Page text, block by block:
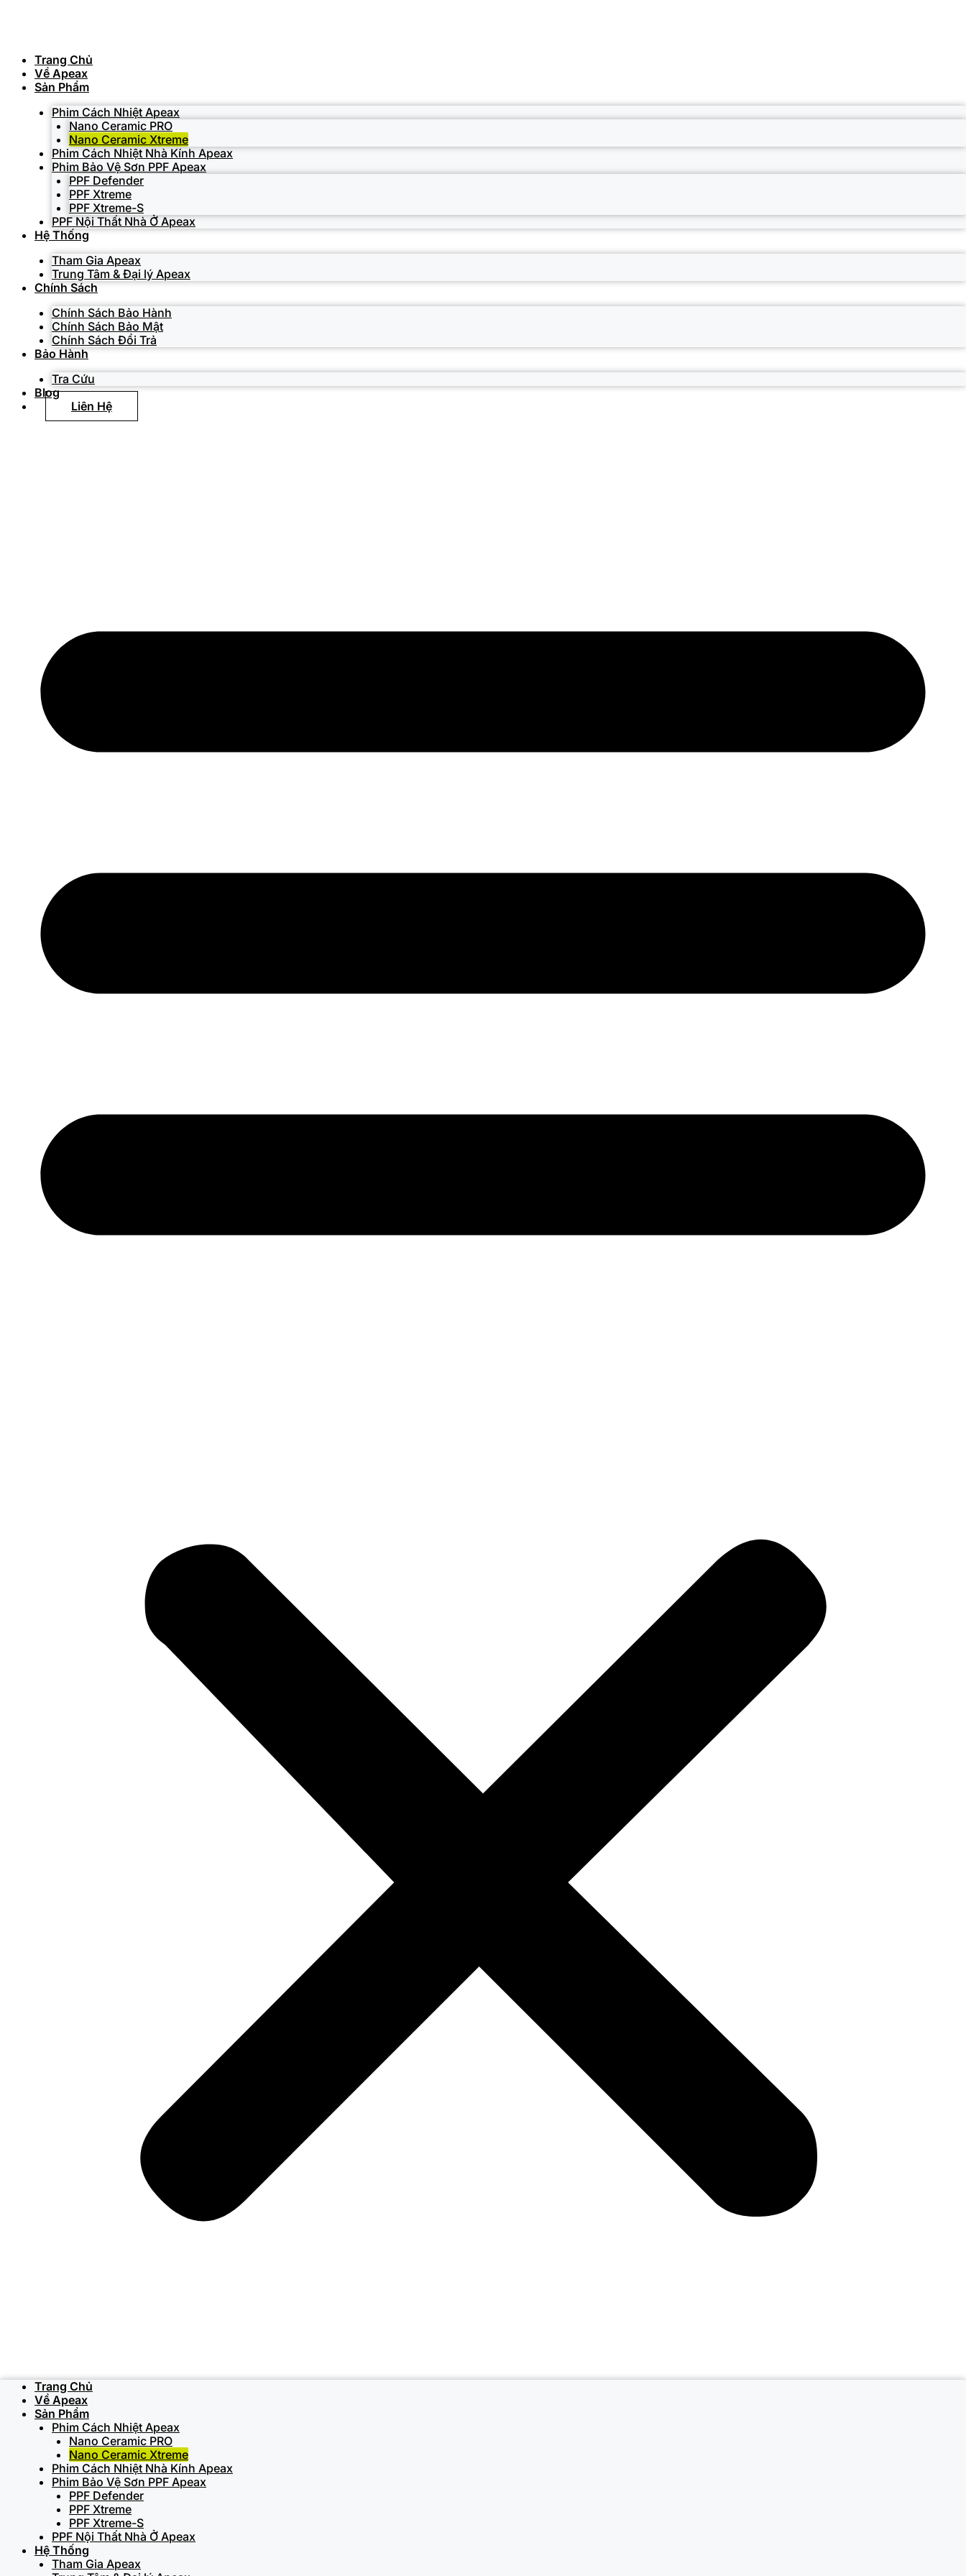
Trang Chủ
Về Apeax
Sản Phẩm
Phim Cách Nhiệt Apeax
Nano Ceramic PRO
Nano Ceramic Xtreme
Phim Cách Nhiệt Nhà Kính Apeax
Phim Bảo Vệ Sơn PPF Apeax
PPF Defender
PPF Xtreme
PPF Xtreme-S
PPF Nội Thất Nhà Ở Apeax
Hệ Thống
Tham Gia Apeax
Trung Tâm & Đại lý Apeax
Chính Sách
Chính Sách Bảo Hành
Chính Sách Bảo Mật
Chính Sách Đổi Trả
Bảo Hành
Tra Cứu
Blog
Liên Hệ
Trang Chủ
Về Apeax
Sản Phẩm
Phim Cách Nhiệt Apeax
Nano Ceramic PRO
Nano Ceramic Xtreme
Phim Cách Nhiệt Nhà Kính Apeax
Phim Bảo Vệ Sơn PPF Apeax
PPF Defender
PPF Xtreme
PPF Xtreme-S
PPF Nội Thất Nhà Ở Apeax
Hệ Thống
Tham Gia Apeax